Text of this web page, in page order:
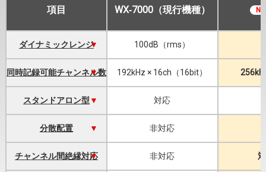
項⽬ WX‐7000（現⾏機種）
ダイナミックレンジ 100dB（rms）
同時記録可能チャンネル数 192kHz × 16ch（16bit）
スタンドアロン型 対応
分散配置 ⾮対応
チャンネル間絶縁対応 ⾮対応